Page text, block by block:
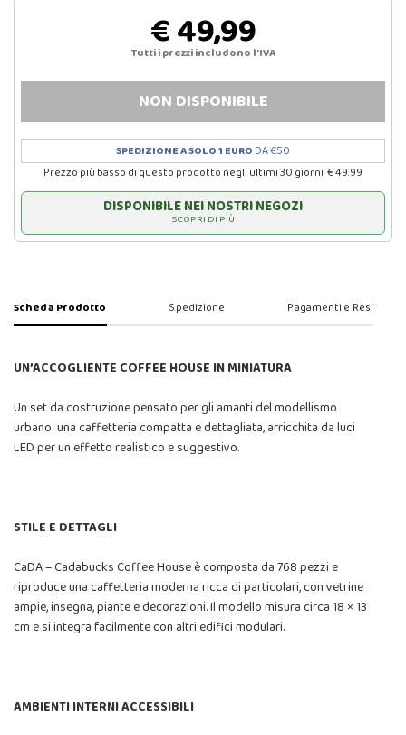
€ 49,99
Tutti i prezzi includono l'IVA
NON DISPONIBILE
SPEDIZIONE A SOLO 1 EURO DA €50
Prezzo più basso di questo prodotto negli ultimi 30 giorni: € 49.99
DISPONIBILE NEI NOSTRI NEGOZI
SCOPRI DI PIÙ
Scheda Prodotto Spedizione Pagamenti e Resi
UN’ACCOGLIENTE COFFEE HOUSE IN MINIATURA
Un set da costruzione pensato per gli amanti del modellismo
urbano: una caffetteria compatta e dettagliata, arricchita da luci
LED per un effetto realistico e suggestivo.
STILE E DETTAGLI
CaDA – Cadabucks Coffee House è composta da 768 pezzi e
riproduce una caffetteria moderna ricca di particolari, con vetrine
ampie, insegna, piante e decorazioni. Il modello misura circa 18 × 13
cm e si integra facilmente con altri edifici modulari.
AMBIENTI INTERNI ACCESSIBILI